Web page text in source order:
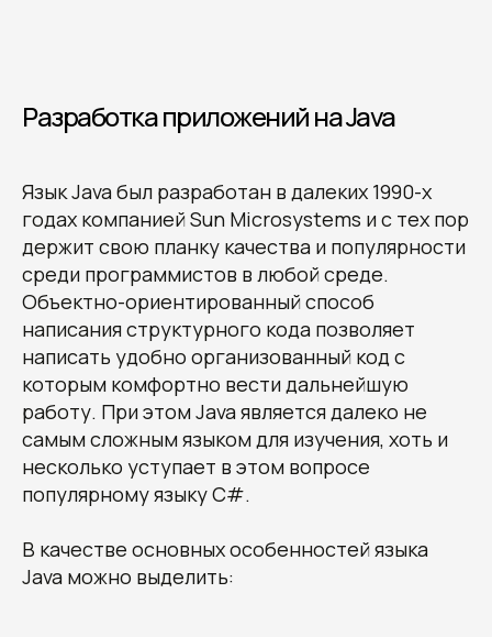
Разработка приложений на Java
Язык Java был разработан в далеких 1990-х
годах компанией Sun Microsystems и с тех пор
держит свою планку качества и популярности
среди программистов в любой среде.
Объектно-ориентированный способ
написания структурного кода позволяет
написать удобно организованный код с
которым комфортно вести дальнейшую
работу. При этом Java является далеко не
самым сложным языком для изучения, хоть и
несколько уступает в этом вопросе
популярному языку C#.
В качестве основных особенностей языка
Java можно выделить: